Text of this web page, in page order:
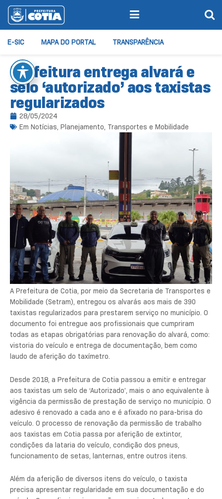
E-SIC MAPA DO PORTAL TRANSPARÊNCIA
Prefeitura entrega alvará e
selo ‘autorizado’ aos taxistas
regularizados
28/05/2024
Em Notícias, Planejamento, Transportes e Mobilidade
A Prefeitura de Cotia, por meio da Secretaria de Transportes e
Mobilidade (Setram), entregou os alvarás aos mais de 390
taxistas regularizados para prestarem serviço no município. O
documento foi entregue aos profissionais que cumpriram
todas as etapas obrigatórias para renovação do alvará, como:
vistoria do veículo e entrega de documentação, bem como
laudo de aferição do taxímetro.
Desde 2018, a Prefeitura de Cotia passou a emitir e entregar
aos taxistas um selo de ‘Autorizado’, mais o ano equivalente à
vigência da permissão de prestação de serviço no município. O
adesivo é renovado a cada ano e é afixado no para-brisa do
veículo. O processo de renovação da permissão de trabalho
aos taxistas em Cotia passa por aferição de extintor,
condições da lataria do veículo, condição dos pneus,
funcionamento de setas, lanternas, entre outros itens.
Além da aferição de diversos itens do veículo, o taxista
precisa apresentar regularidade em sua documentação e do